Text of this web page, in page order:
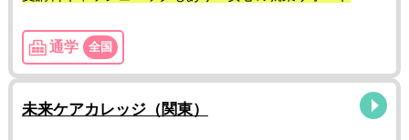
通学 全国
未来ケアカレッジ（関東）